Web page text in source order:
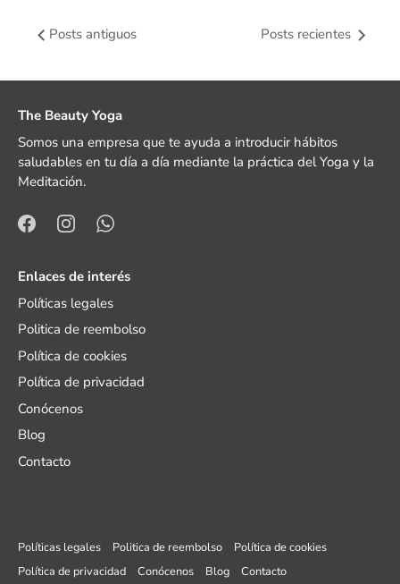
Posts antiguos Posts recientes
The Beauty Yoga
Somos una empresa que te ayuda a introducir hábitos
saludables en tu día a día mediante la práctica del Yoga y la
Meditación.
Enlaces de interés
Políticas legales
Politica de reembolso
Política de cookies
Política de privacidad
Conócenos
Blog
Contacto
Políticas legales Politica de reembolso
Política de cookies
Política de privacidad
Conócenos Blog Contacto